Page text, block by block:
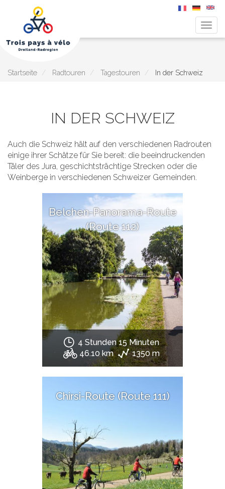
Direkt
Startseite Radtouren Tagestouren In der Schweiz
IN DER SCHWEIZ
Auch die Schweiz hält auf den verschiedenen Radrouten
einige ihrer Schätze für Sie bereit: die beeindruckenden
Täler des Jura, geschichtsträchtige Strecken oder die
Weinberge in verschiedenen Schweizer Gemeinden.
Belchen-Panorama-Route
(Route 112)
4 Stunden 15 Minuten
46.10 km
1350 m
Chirsi-Route (Route 111)